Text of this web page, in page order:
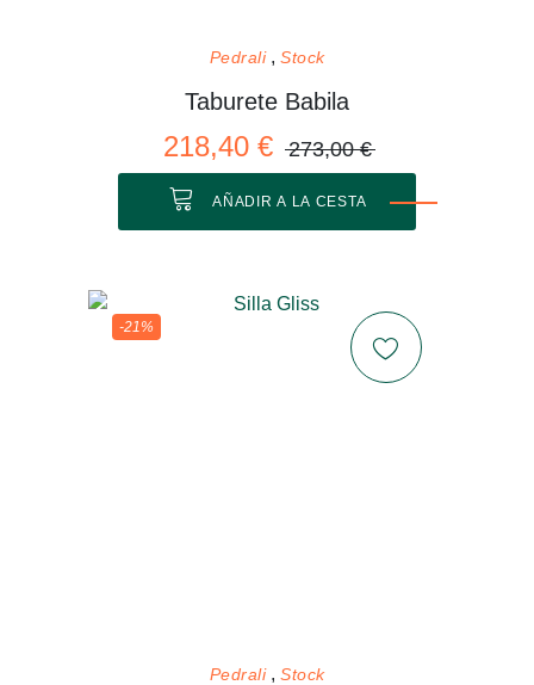
Pedrali Stock
Taburete Babila
218,40 € 273,00 €
AÑADIR A LA CESTA
-21%
Pedrali Stock